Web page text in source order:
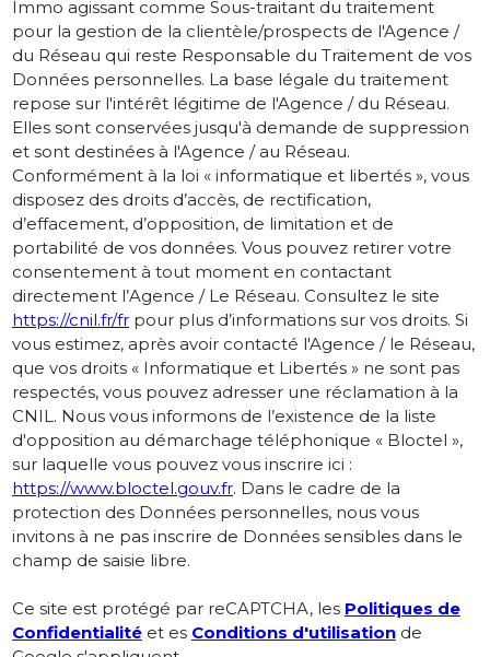
Immo agissant comme Sous-traitant du traitement
pour la gestion de la clientèle/prospects de l'Agence /
du Réseau qui reste Responsable du Traitement de vos
Données personnelles. La base légale du traitement
repose sur l'intérêt légitime de l'Agence / du Réseau.
Elles sont conservées jusqu'à demande de suppression
et sont destinées à l'Agence / au Réseau.
Conformément à la loi « informatique et libertés », vous
disposez des droits d’accès, de rectification,
d’effacement, d’opposition, de limitation et de
portabilité de vos données. Vous pouvez retirer votre
consentement à tout moment en contactant
directement l’Agence / Le Réseau. Consultez le site
https://cnil.fr/fr pour plus d’informations sur vos droits. Si
vous estimez, après avoir contacté l'Agence / le Réseau,
que vos droits « Informatique et Libertés » ne sont pas
respectés, vous pouvez adresser une réclamation à la
CNIL. Nous vous informons de l’existence de la liste
d'opposition au démarchage téléphonique « Bloctel »,
sur laquelle vous pouvez vous inscrire ici :
https://www.bloctel.gouv.fr. Dans le cadre de la
protection des Données personnelles, nous vous
invitons à ne pas inscrire de Données sensibles dans le
champ de saisie libre.
Ce site est protégé par reCAPTCHA, les Politiques de
Confidentialité et es Conditions d'utilisation de